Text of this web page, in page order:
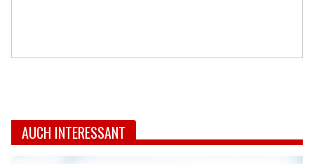
AUCH INTERESSANT